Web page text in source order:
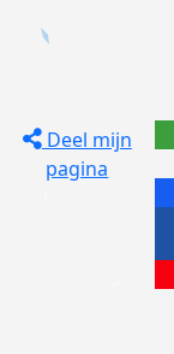
Deel mijn
pagina